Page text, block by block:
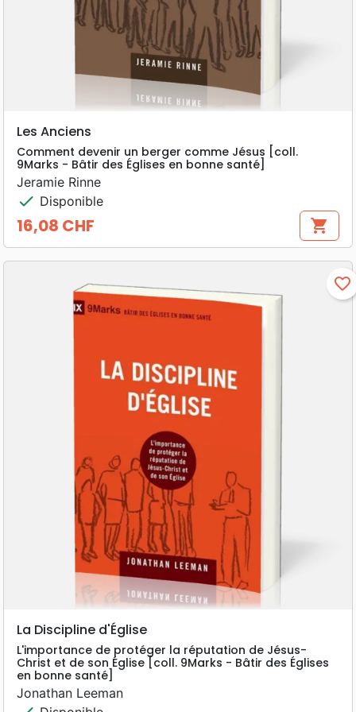
Les Anciens
Comment devenir un berger comme Jésus [coll.
9Marks - Bâtir des Églises en bonne santé]
Jeramie Rinne
check Disponible
Prix
16,08 CHF shopping_cart
favorite_border
La Discipline d'Église
L'importance de protéger la réputation de Jésus-
Christ et de son Église [coll. 9Marks - Bâtir des Églises
en bonne santé]
Jonathan Leeman